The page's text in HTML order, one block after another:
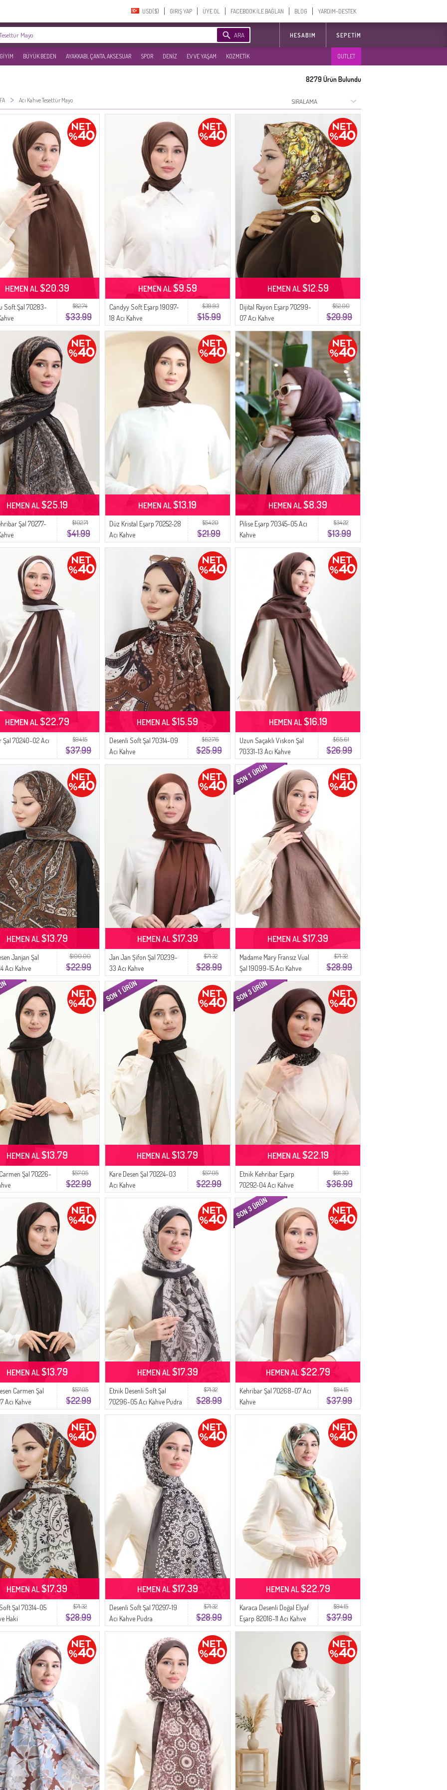
USD($)‎ GIRIŞ YAP ÜYE OL FACEBOOK İLE BAĞLAN BLOG YARDIM-DESTEK
ARA HESABIM SEPETIM
BÜYÜK BEDEN AYAKKABI, ÇANTA, AKSESUAR SPOR DENİZ EV VE YAŞAM KOZMETİK OUTLET
8279Ürün Bulundu
> Acı Kahve Tesettür Mayo
$82.74
$33.99
Soft Şal 70283-
HEMEN AL$20.39
$39.93
$15.99
Candyy Soft Eşarp 19097-
18 Acı Kahve
HEMEN AL$9.59
$52.00
$20.99
Dijital Rayon Eşarp 70299-
07 Acı Kahve
HEMEN AL$12.59
$102.71
$41.99
Şal 70277-
HEMEN AL$25.19
$54.20
$21.99
Düz Kristal Eşarp 70252-28
Acı Kahve
HEMEN AL$13.19
$34.22
$13.99
Pilise Eşarp 70345-05 Acı
Kahve
HEMEN AL$8.39
$94.15
$37.99
Şal 70240-02 Acı
HEMEN AL$22.79
$62.76
$25.99
Desenli Soft Şal 70314-09
Acı Kahve
HEMEN AL$15.59
$65.61
$26.99
Uzun Saçaklı Viskon Şal
70331-13 Acı Kahve
HEMEN AL$16.19
$100.00
$22.99
Janjan Şal
Acı Kahve
HEMEN AL$13.79
$71.32
$28.99
Jan Jan Şifon Şal 70239-
33 Acı Kahve
HEMEN AL$17.39
$71.32
$28.99
Madame Mary Fransız Vual
Şal 19099-15 Acı Kahve
HEMEN AL$17.39
$57.05
$22.99
Şal 70226-
HEMEN AL$13.79
$57.05
$22.99
Kare Desen Şal 70224-03
Acı Kahve
HEMEN AL$13.79
$91.30
$36.99
Etnik Kehribar Eşarp
70292-04 Acı Kahve
HEMEN AL$22.19
$57.05
$22.99
Carmen Şal
Acı Kahve
HEMEN AL$13.79
$71.32
$28.99
Etnik Desenli Soft Şal
70296-05 Acı Kahve Pudra
HEMEN AL$17.39
$94.15
$37.99
Kehribar Şal 70268-07 Acı
Kahve
HEMEN AL$22.79
$71.32
$28.99
Şal 70314-05
Haki
HEMEN AL$17.39
$71.32
$28.99
Desenli Soft Şal 70297-19
Acı Kahve Pudra
HEMEN AL$17.39
$94.15
$37.99
Karaca Desenli Doğal Elyaf
Eşarp 82016-11 Acı Kahve
Yeşil
HEMEN AL$22.79